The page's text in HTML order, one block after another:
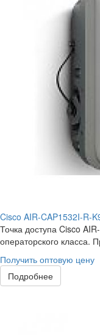
Cisco AIR-CAP1532I-R-
Точка доступа Cisco
операторского класса.
Получить оптовую цену
Подробнее